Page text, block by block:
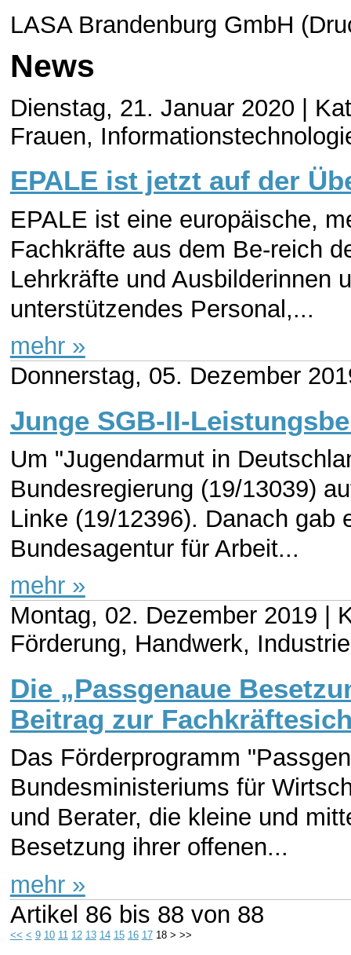
LASA Brandenburg GmbH
News
Dienstag, 21. Januar 2020 |
Frauen,
EPALE ist jetzt auf der
EPALE ist eine europäische,
Fachkräfte aus dem Be-reich
Lehrkräfte und Ausbilderinnen
unterstützendes Personal,...
mehr »
Donnerstag, 05. Dezember
Junge SGB-II-
Um "Jugendarmut in
Bundesregierung (19/13039)
Linke (19/12396). Danach gab
Bundesagentur für Arbeit...
mehr »
Montag, 02. Dezember 2019 |
Förderung, Handwerk,
Die „Passgenaue
Beitrag zur
Das Förderprogramm
Bundesministeriums für
und Berater, die kleine und
Besetzung ihrer offenen...
mehr »
Artikel 86 bis 88 von 88
<< < 9 10 11 12 13 14 15 16 17 18 > >>